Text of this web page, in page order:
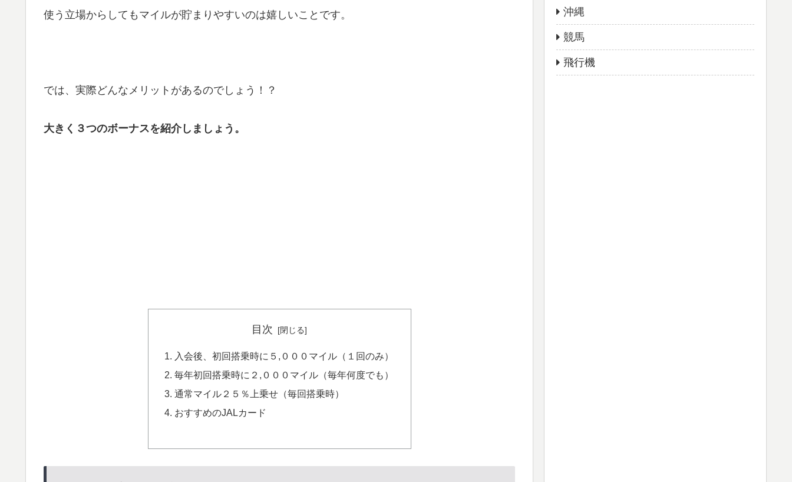
使う立場からしてもマイルが貯まりやすいのは嬉しいことです。
では、実際どんなメリットがあるのでしょう！？
大きく３つのボーナスを紹介しましょう。
目次
入会後、初回搭乗時に５,０００マイル（１回のみ）
毎年初回搭乗時に２,０００マイル（毎年何度でも）
通常マイル２５％上乗せ（毎回搭乗時）
おすすめのJALカード
沖縄
競馬
飛行機